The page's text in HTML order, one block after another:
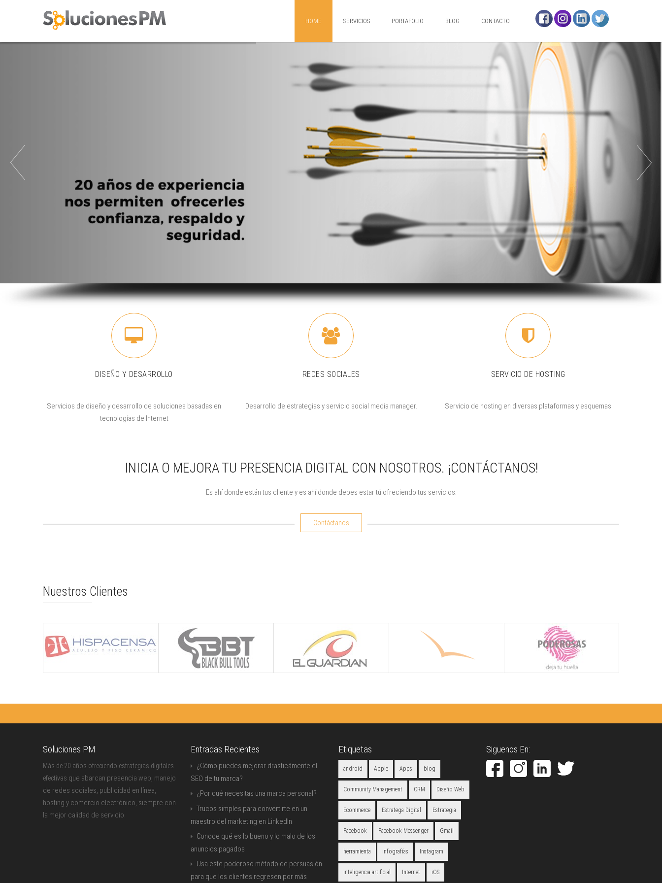
HOME SERVICIOS PORTAFOLIO BLOG CONTACTO
DISEÑO Y DESARROLLO
Servicios de diseño y desarrollo de soluciones basadas en
tecnologías de Internet
REDES SOCIALES
Desarrollo de estrategias y servicio social media manager.
SERVICIO DE HOSTING
Servicio de hosting en diversas plataformas y esquemas
INICIA O MEJORA TU PRESENCIA DIGITAL CON NOSOTROS. ¡CONTÁCTANOS!
Es ahí donde están tus cliente y es ahí donde debes estar tú ofreciendo tus servicios.
Contáctanos
Nuestros Clientes
Soluciones PM
Más de 20 años ofreciendo estrategias digitales
efectivas que abarcan presencia web, manejo
de redes sociales, publicidad en línea,
hosting y comercio electrónico, siempre con
la mejor calidad de servicio.
Entradas Recientes
¿Cómo puedes mejorar drasticámente el
SEO de tu marca?
¿Por qué necesitas una marca personal?
Trucos simples para convertirte en un
maestro del marketing en LinkedIn
Conoce qué es lo bueno y lo malo de los
anuncios pagados
Usa este poderoso método de persuasión
para que los clientes regresen por más
Etiquetas
android Apple Apps blog
Community Management CRM Diseño Web
Ecommerce Estratega Digital Estrategia
Facebook Facebook Messenger Gmail
herramienta infografías Instagram
inteligencia artificial Internet iOS
Siguenos En: